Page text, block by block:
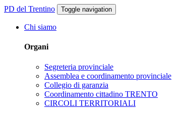
PD del Trentino Toggle navigation
Chi siamo
Organi
Segreteria provinciale
Assemblea e coordinamento provinciale
Collegio di garanzia
Coordinamento cittadino TRENTO
CIRCOLI TERRITORIALI